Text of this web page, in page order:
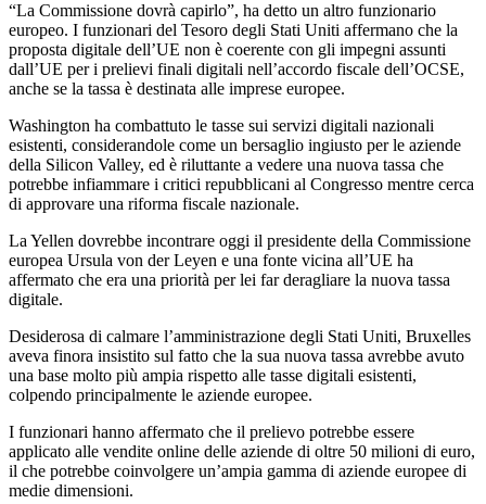
“La Commissione dovrà capirlo”, ha detto un altro funzionario
europeo. I funzionari del Tesoro degli Stati Uniti affermano che la
proposta digitale dell’UE non è coerente con gli impegni assunti
dall’UE per i prelievi finali digitali nell’accordo fiscale dell’OCSE,
anche se la tassa è destinata alle imprese europee.
Washington ha combattuto le tasse sui servizi digitali nazionali
esistenti, considerandole come un bersaglio ingiusto per le aziende
della Silicon Valley, ed è riluttante a vedere una nuova tassa che
potrebbe infiammare i critici repubblicani al Congresso mentre cerca
di approvare una riforma fiscale nazionale.
La Yellen dovrebbe incontrare oggi il presidente della Commissione
europea Ursula von der Leyen e una fonte vicina all’UE ha
affermato che era una priorità per lei far deragliare la nuova tassa
digitale.
Desiderosa di calmare l’amministrazione degli Stati Uniti, Bruxelles
aveva finora insistito sul fatto che la sua nuova tassa avrebbe avuto
una base molto più ampia rispetto alle tasse digitali esistenti,
colpendo principalmente le aziende europee.
I funzionari hanno affermato che il prelievo potrebbe essere
applicato alle vendite online delle aziende di oltre 50 milioni di euro,
il che potrebbe coinvolgere un’ampia gamma di aziende europee di
medie dimensioni.